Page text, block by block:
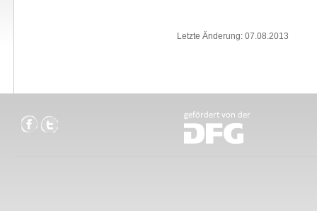
Letzte Änderung: 07.08.2013